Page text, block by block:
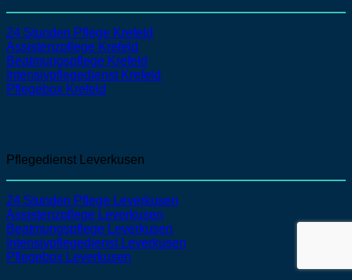
24 Stunden Pflege Krefeld
Assistenzpflege Krefeld
Beatmungspflege Krefeld
Intensivpflegedienst Krefeld
Pflegebox Krefeld
Pflegedienst Leverkusen
24 Stunden Pflege Leverkusen
Assistenzpflege Leverkusen
Beatmungspflege Leverkusen
Intensivpflegedienst Leverkusen
Pflegebox Leverkusen